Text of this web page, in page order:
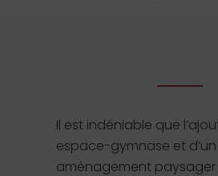
Il est indéniable que
espace-gymnase et d’un
aménagement paysager